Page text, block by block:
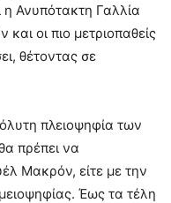
η Ανυπότακτη Γαλλία
οι πιο μετριοπαθείς
θέτοντας σε
πλειοψηφία των
πρέπει να
Μακρόν, είτε με την
Έως τα τέλη